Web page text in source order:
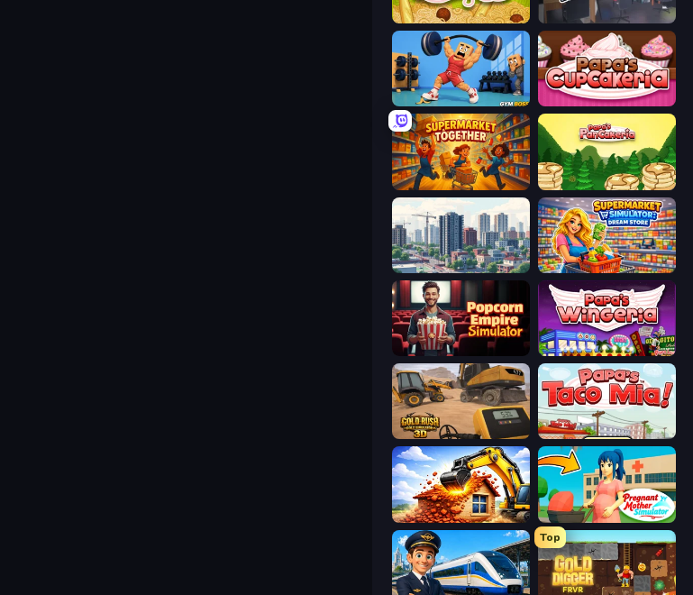
Papa's Pastaria
Gym Boss Papas Cupcakeria
Supermarket Together Papa's Pancakeria
SuperCity 3D Supermarket Simulator: Dream Store
Papa's Wingeria
Gold Rush: Gold Simulator 3D Papa's Taco Mia
City Constructor Pregnant Mother Simulator
Top